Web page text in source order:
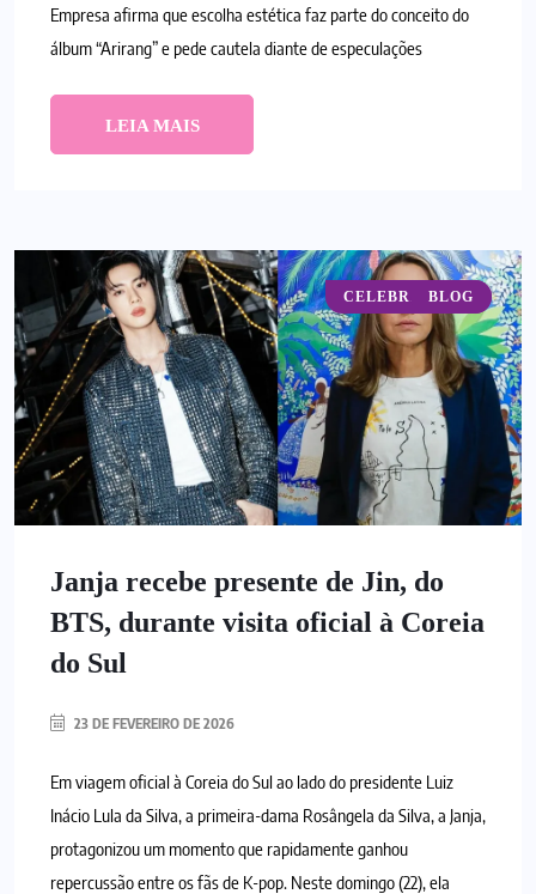
Empresa afirma que escolha estética faz parte do conceito do
álbum “Arirang” e pede cautela diante de especulações
LEIA MAIS
CELEBRIDADES
BLOG
Janja recebe presente de Jin, do
BTS, durante visita oficial à Coreia
do Sul
23 DE FEVEREIRO DE 2026
Em viagem oficial à Coreia do Sul ao lado do presidente Luiz
Inácio Lula da Silva, a primeira-dama Rosângela da Silva, a Janja,
protagonizou um momento que rapidamente ganhou
repercussão entre os fãs de K-pop. Neste domingo (22), ela